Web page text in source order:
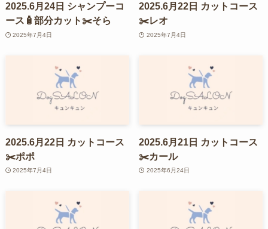
2025.6月24日 シャンプーコ
ース🧴部分カット✂️そら
2025年7月4日
2025.6月22日 カットコース
✂️レオ
2025年7月4日
2025.6月22日 カットコース
✂️ポポ
2025年7月4日
2025.6月21日 カットコース
✂️カール
2025年6月24日